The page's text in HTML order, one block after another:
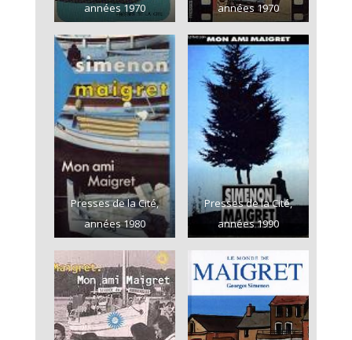
années 1970
années 1970
Presses de la Cité,
années 1980
Presses de la Cité,
années 1990